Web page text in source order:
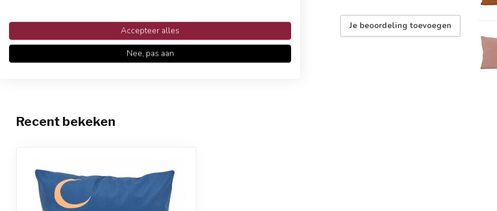
0 /5
sterren op basis van0beoordelingen
Je beoordeling toevoegen
Recent bekeken
Accepteer alles
Nee, pas aan